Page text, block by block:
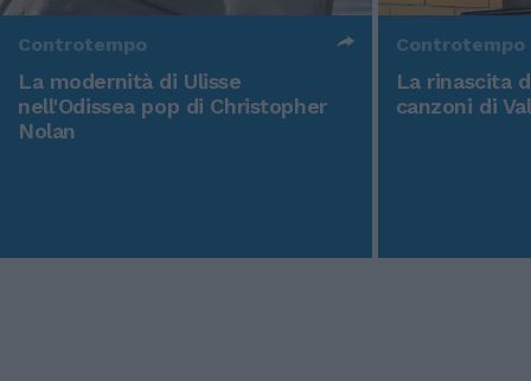
Controtempo
La modernità di Ulisse
nell'Odissea pop di Christopher
Nolan
Controtempo
La rinascita
canzoni di